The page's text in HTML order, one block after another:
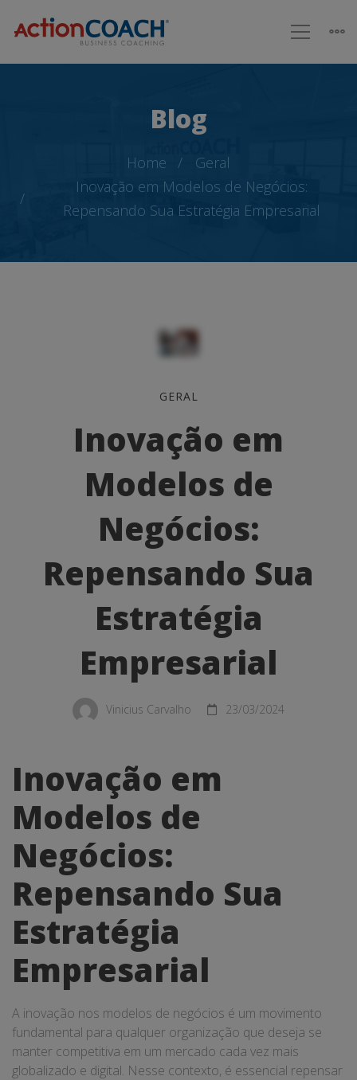
Blog
Home
Geral
Inovação em Modelos de Negócios:
Repensando Sua Estratégia Empresarial
Modelos
Negócios:
Repensando
Sua
Estratégia
Empresarial
GERAL
Inovação em
Modelos de
Negócios:
Repensando Sua
Estratégia
Empresarial
Vinicius Carvalho 23/03/2024
Inovação em
Modelos de
Negócios:
Repensando Sua
Estratégia
Empresarial
A inovação nos modelos de negócios é um movimento
fundamental para qualquer organização que deseja se
manter competitiva em um mercado cada vez mais
globalizado e digital. Nesse contexto, é essencial repensar